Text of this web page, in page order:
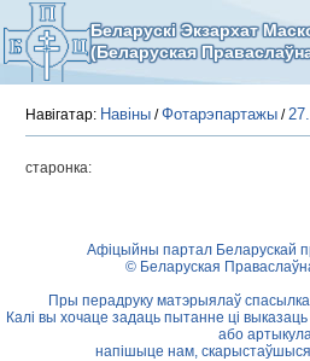
Беларускі Экзархат
(Беларуская
Навігатар: Навіны /Фотарэпартажы /
старонка:
Афіцыйны партал Беларускай
© Беларуская
Пры перадруку матэрыялаў
Калі вы хочаце задаць пытанне ці
або
напішыце нам, скарыстаўшыся